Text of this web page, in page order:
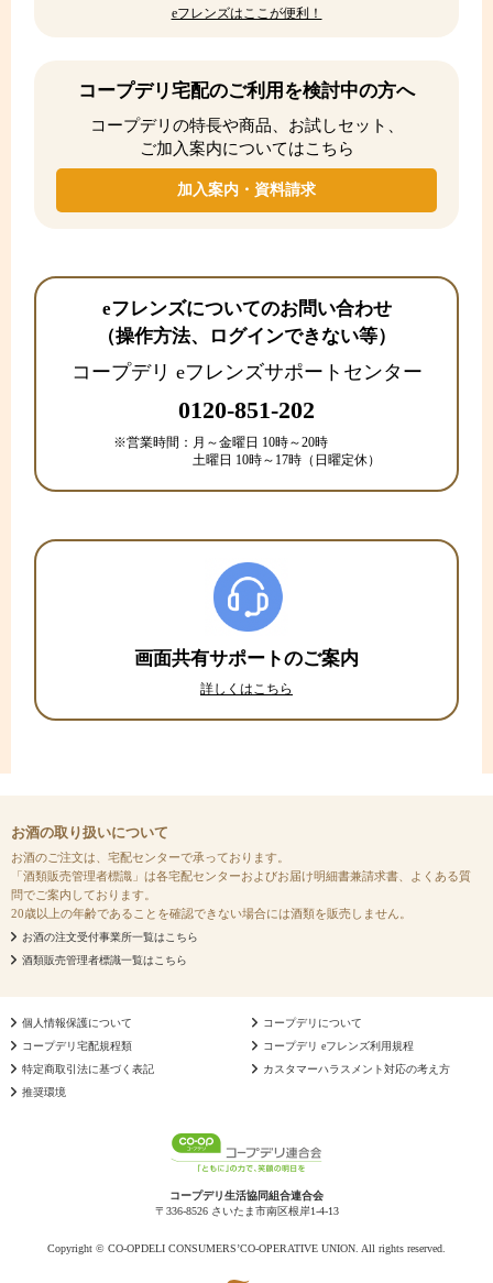
eフレンズはここが便利！
コープデリ宅配のご利用を検討中の方へ
コープデリの特長や商品、お試しセット、
ご加入案内についてはこちら
加入案内・資料請求
eフレンズについてのお問い合わせ
（操作方法、ログインできない等）
コープデリ eフレンズサポートセンター
0120-851-202
※営業時間： 月～金曜日 10時～20時
土曜日 10時～17時（日曜定休）
画面共有サポートのご案内
詳しくはこちら
お酒の取り扱いについて
お酒のご注文は、宅配センターで承っております。
「酒類販売管理者標識」は各宅配センターおよびお届け明細書兼請求書、よくある質
問でご案内しております。
20歳以上の年齢であることを確認できない場合には酒類を販売しません。
お酒の注文受付事業所一覧はこちら
酒類販売管理者標識一覧はこちら
個人情報保護について
コープデリについて
コープデリ宅配規程類
コープデリ eフレンズ利用規程
特定商取引法に基づく表記
カスタマーハラスメント対応の考え方
推奨環境
コープデリ生活協同組合連合会
〒336-8526 さいたま市南区根岸1-4-13
Copyright © CO-OPDELI CONSUMERS’CO-OPERATIVE UNION. All rights reserved.